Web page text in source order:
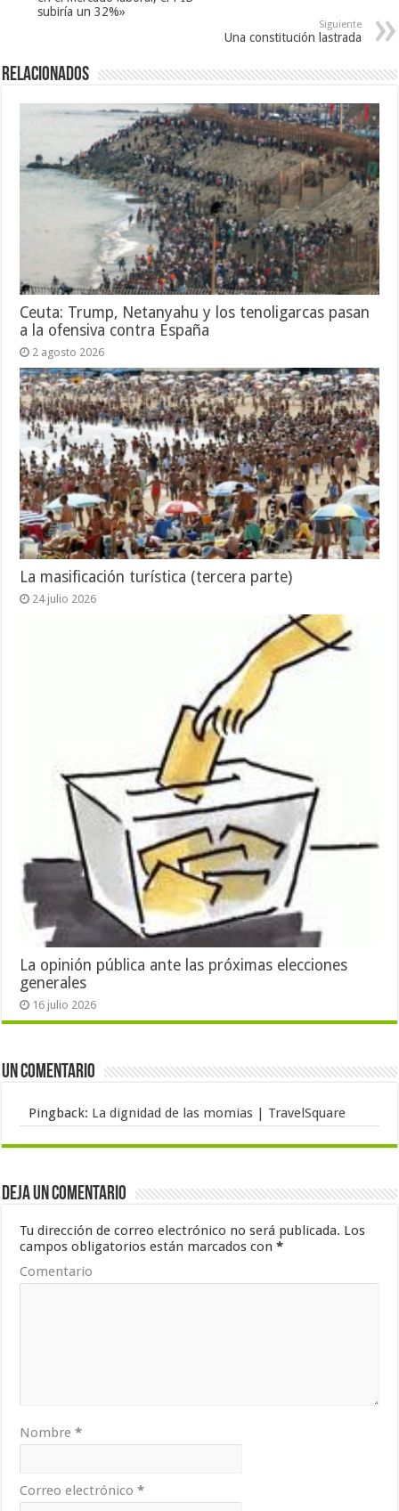
subiría un 32%»
Siguiente
Una constitución lastrada
Relacionados
Ceuta: Trump, Netanyahu y los tenoligarcas pasan
a la ofensiva contra España
2 agosto 2026
La masificación turística (tercera parte)
24 julio 2026
La opinión pública ante las próximas elecciones
generales
16 julio 2026
Un comentario
Pingback: La dignidad de las momias | TravelSquare
Deja un comentario
Tu dirección de correo electrónico no será publicada. Los
campos obligatorios están marcados con*
Comentario
Nombre*
Correo electrónico*